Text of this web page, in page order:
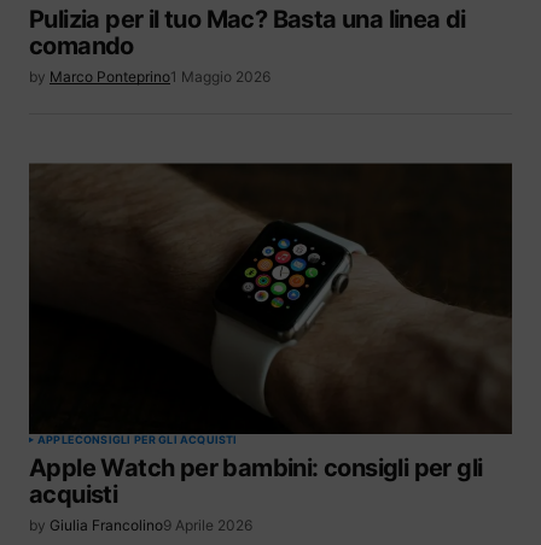
Pulizia per il tuo Mac? Basta una linea di
comando
by Marco Ponteprino1 Maggio 2026
APPLECONSIGLI PER GLI ACQUISTI
Apple Watch per bambini: consigli per gli
acquisti
by Giulia Francolino9 Aprile 2026